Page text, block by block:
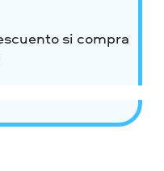
si compra